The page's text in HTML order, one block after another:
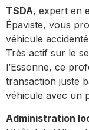
TSDA, expert en
Épaviste, vous
véhicule
Très actif sur le
l’Essonne, ce
transaction juste
véhicule avec un
Administration